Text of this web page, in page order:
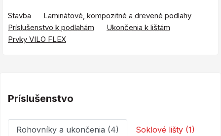
Stavba
Laminátové, kompozitné a drevené podlahy
Príslušenstvo k podlahám
Ukončenia k lištám
Prvky VILO FLEX
Príslušenstvo
Rohovníky a ukončenia (4) Soklové lišty (1)